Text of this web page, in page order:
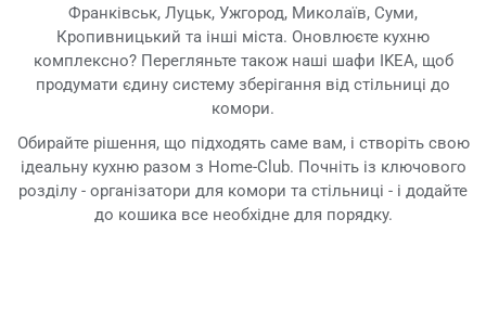
Франківськ, Луцьк, Ужгород, Миколаїв, Суми,
Кропивницький та інші міста. Оновлюєте кухню
комплексно? Перегляньте також наші шафи IKEA, щоб
продумати єдину систему зберігання від стільниці до
комори.
Обирайте рішення, що підходять саме вам, і створіть свою
ідеальну кухню разом з Home-Club. Почніть із ключового
розділу - організатори для комори та стільниці - і додайте
до кошика все необхідне для порядку.